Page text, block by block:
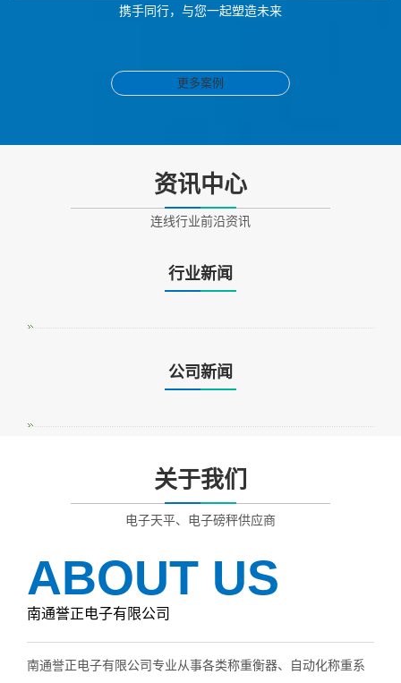
携手同行，与您一起塑造未来
更多案例
资讯中心
连线行业前沿资讯
行业新闻
公司新闻
关于我们
电子天平、电子磅秤供应商
ABOUT US
南通誉正电子有限公司
南通誉正电子有限公司专业从事各类称重衡器、自动化称重系